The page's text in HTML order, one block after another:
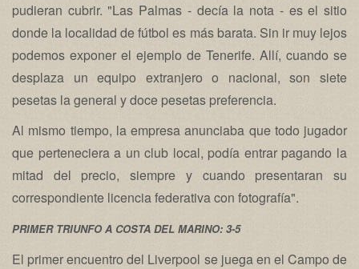
pudieran cubrir. "Las Palmas - decía la nota - es el sitio
donde la localidad de fútbol es más barata. Sin ir muy lejos
podemos exponer el ejemplo de Tenerife. Allí, cuando se
desplaza un equipo extranjero o nacional, son siete
pesetas la general y doce pesetas preferencia.
Al mismo tiempo, la empresa anunciaba que todo jugador
que perteneciera a un club local, podía entrar pagando la
mitad del precio, siempre y cuando presentaran su
correspondiente licencia federativa con fotografía".
PRIMER TRIUNFO A COSTA DEL MARINO: 3-5
El primer encuentro del Liverpool se juega en el Campo de